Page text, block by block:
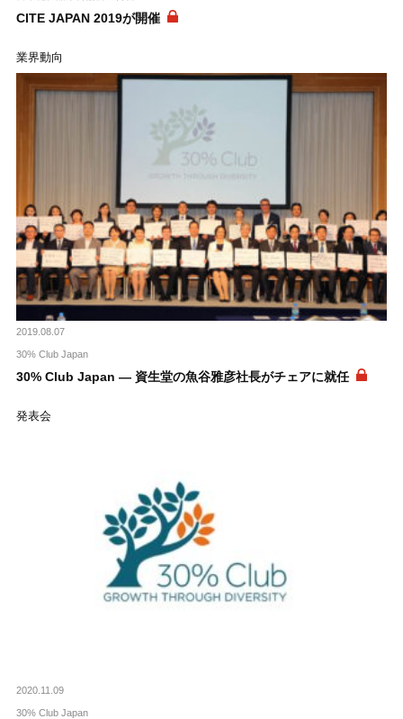
CITE JAPAN 2019が開催
業界動向
2019.08.07
30% Club Japan
30% Club Japan ― 資生堂の魚谷雅彦社長がチェアに就任
発表会
2020.11.09
30% Club Japan